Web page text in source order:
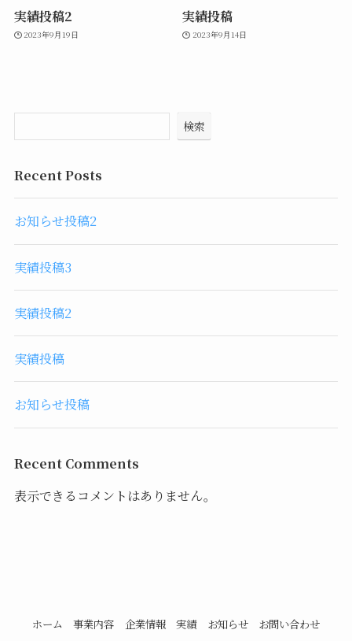
実績投稿2
2023年9月19日
実績投稿
2023年9月14日
検索
Recent Posts
お知らせ投稿2
実績投稿3
実績投稿2
実績投稿
お知らせ投稿
Recent Comments
表示できるコメントはありません。
ホーム 事業内容 企業情報 実績 お知らせ お問い合わせ